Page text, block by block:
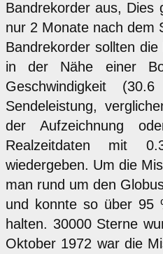
Bandrekorder aus, Dies
nur 2 Monate nach dem
Bandrekorder sollten
in der Nähe einer
Geschwindigkeit
Sendeleistung,
der Aufzeichnung
Realzeitdaten mit
wiedergeben. Um die
man rund um den
und konnte so über 95
halten. 30000 Sterne
Oktober 1972 war die